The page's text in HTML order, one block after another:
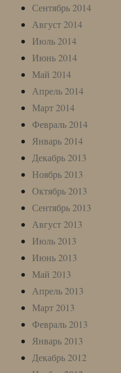
Сентябрь 2014
Август 2014
Июль 2014
Июнь 2014
Май 2014
Апрель 2014
Март 2014
Февраль 2014
Январь 2014
Декабрь 2013
Ноябрь 2013
Октябрь 2013
Сентябрь 2013
Август 2013
Июль 2013
Июнь 2013
Май 2013
Апрель 2013
Март 2013
Февраль 2013
Январь 2013
Декабрь 2012